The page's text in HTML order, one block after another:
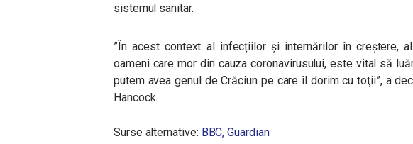
sistemul sanitar.
”În acest context al infecțiilor și internărilor în creștere,
oameni care mor din cauza coronavirusului, este vital să
putem avea genul de Crăciun pe care îl dorim cu toţii”, a
Hancock.
Surse alternative: BBC, Guardian